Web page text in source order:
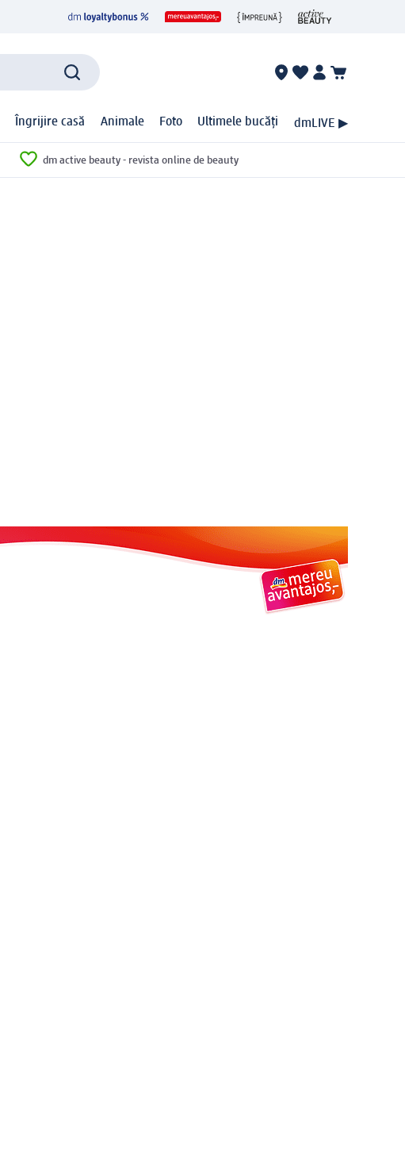
Îngrijire casă Animale Foto Ultimele bucăți dmLIVE ▶
dm active beauty - revista online de beauty